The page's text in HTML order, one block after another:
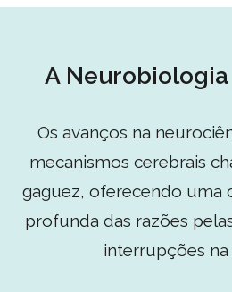
A Neurobiologia
Os avanços na
mecanismos cerebrais
gaguez, oferecendo uma
profunda das razões
interrupções na